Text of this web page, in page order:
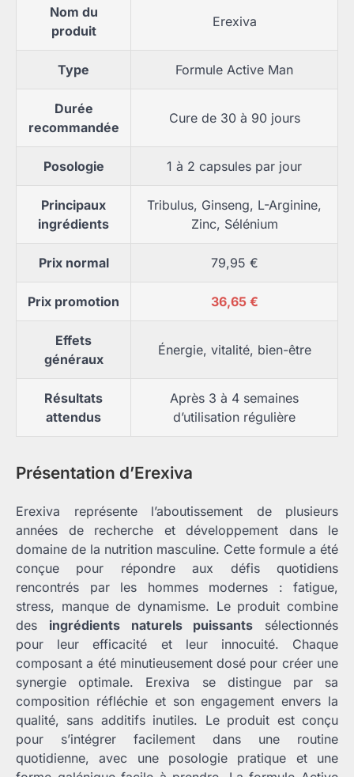
Nom du
produit
Erexiva
Type Formule Active Man
Durée
recommandée
Cure de 30 à 90 jours
Posologie 1 à 2 capsules par jour
Principaux
ingrédients
Tribulus, Ginseng, L-Arginine,
Zinc, Sélénium
Prix normal 79,95 €
Prix promotion 36,65 €
Effets
généraux
Énergie, vitalité, bien-être
Résultats
attendus
Après 3 à 4 semaines
d’utilisation régulière
Présentation d’Erexiva
Erexiva représente l’aboutissement de plusieurs
années de recherche et développement dans le
domaine de la nutrition masculine. Cette formule a été
conçue pour répondre aux défis quotidiens
rencontrés par les hommes modernes : fatigue,
stress, manque de dynamisme. Le produit combine
des ingrédients naturels puissants sélectionnés
pour leur efficacité et leur innocuité. Chaque
composant a été minutieusement dosé pour créer une
synergie optimale. Erexiva se distingue par sa
composition réfléchie et son engagement envers la
qualité, sans additifs inutiles. Le produit est conçu
pour s’intégrer facilement dans une routine
quotidienne, avec une posologie pratique et une